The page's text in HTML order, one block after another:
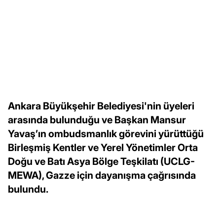
Ankara Büyükşehir Belediyesi'nin üyeleri
arasında bulunduğu ve Başkan Mansur
Yavaş’ın ombudsmanlık görevini yürüttüğü
Birleşmiş Kentler ve Yerel Yönetimler Orta
Doğu ve Batı Asya Bölge Teşkilatı (UCLG-
MEWA), Gazze için dayanışma çağrısında
bulundu.